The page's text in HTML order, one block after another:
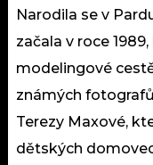
Narodila se v
začala v roce
modelingové
známých
Terezy Maxové,
dětských